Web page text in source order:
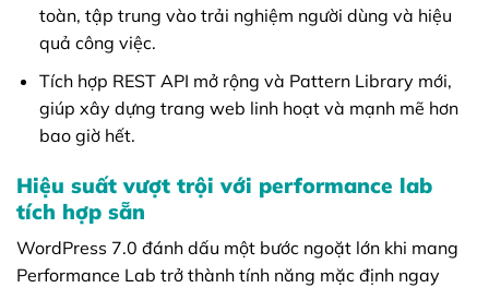
toàn, tập trung vào trải nghiệm người dùng và hiệu
quả công việc.
Tích hợp REST API mở rộng và Pattern Library mới,
giúp xây dựng trang web linh hoạt và mạnh mẽ hơn
bao giờ hết.
Hiệu suất vượt trội với performance lab
tích hợp sẵn
WordPress 7.0 đánh dấu một bước ngoặt lớn khi mang
Performance Lab trở thành tính năng mặc định ngay